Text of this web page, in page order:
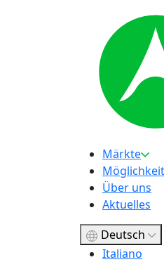
Märkte
Über uns
Aktuelles
Deutsch
Italiano